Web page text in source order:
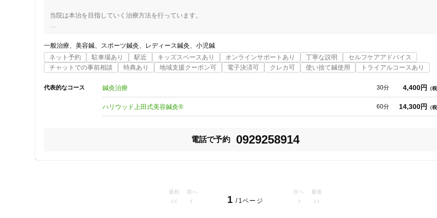
当院は本治を目指していく治療方法を行っています。
筑紫地区で美容鍼灸をお探しであるなら太宰府市五条の「はりラックス五条｣へ！！
現在、話題の上田式美容鍼灸Ⓡを提供しています。
見た目もよくなり、身体の調子もよくなる鍼は太宰府ではここだけです！！
一般治療 美容鍼 スポーツ鍼灸 レディース鍼灸
小児鍼
ネット予約
駐車場あり 駅近 キッズスペースあり オンラインサポートあり 丁寧な説明
セルフケアアドバイス
チャットでの事前相談
特典あり 地域支援クーポン可 電子決済可 クレカ可 使い捨て鍼使用 トライアルコースあり
代表的なコース 鍼灸治療 30分 4,400円 （
ハリウッド上田式美容鍼灸®️ 60分 14,300円 （
電話で予約 0929258914
最初 前へ
1 /1ページ
次へ 最後